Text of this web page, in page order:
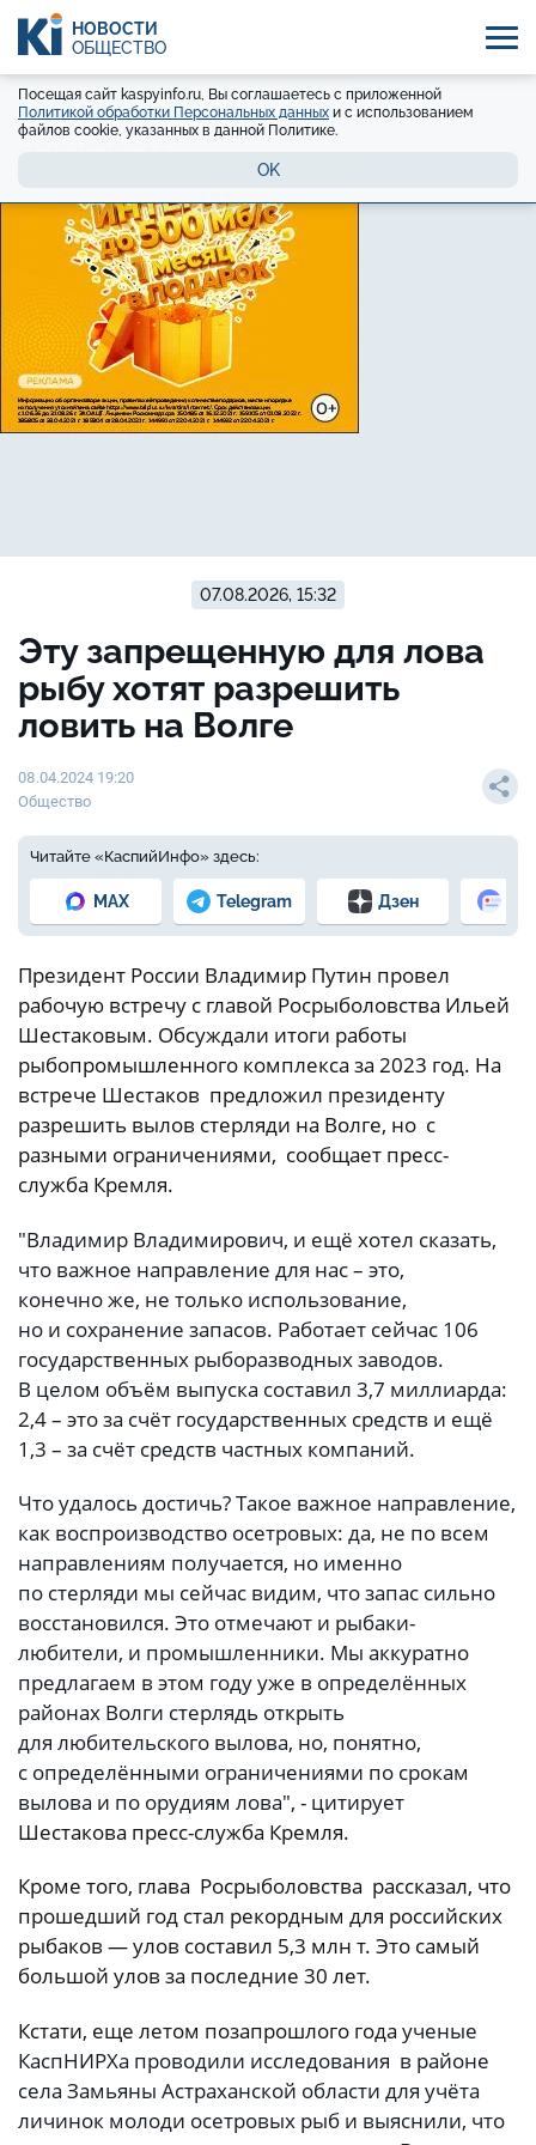
НОВОСТИ
ОБЩЕСТВО
Посещая сайт kaspyinfo.ru, Вы соглашаетесь с приложенной
Политикой обработки Персональных данных и с использованием
файлов cookie, указанных в данной Политике.
OK
07.08.2026, 15:32
Эту запрещенную для лова
рыбу хотят разрешить
ловить на Волге
08.04.2024 19:20
Общество
Читайте «КаспийИнфо» здесь:
MAX Telegram Дзен
Президент России Владимир Путин провел
рабочую встречу с главой Росрыболовства Ильей
Шестаковым. Обсуждали итоги работы
рыбопромышленного комплекса за 2023 год. На
встрече Шестаков предложил президенту
разрешить вылов стерляди на Волге, но с
разными ограничениями, сообщает пресс-
служба Кремля.
"Владимир Владимирович, и ещё хотел сказать,
что важное направление для нас – это,
конечно же, не только использование,
но и сохранение запасов. Работает сейчас 106
государственных рыборазводных заводов.
В целом объём выпуска составил 3,7 миллиарда:
2,4 – это за счёт государственных средств и ещё
1,3 – за счёт средств частных компаний.
Что удалось достичь? Такое важное направление,
как воспроизводство осетровых: да, не по всем
направлениям получается, но именно
по стерляди мы сейчас видим, что запас сильно
восстановился. Это отмечают и рыбаки-
любители, и промышленники. Мы аккуратно
предлагаем в этом году уже в определённых
районах Волги стерлядь открыть
для любительского вылова, но, понятно,
с определёнными ограничениями по срокам
вылова и по орудиям лова", - цитирует
Шестакова пресс-служба Кремля.
Кроме того, глава Росрыболовства рассказал, что
прошедший год стал рекордным для российских
рыбаков — улов составил 5,3 млн т. Это самый
большой улов за последние 30 лет.
Кстати, еще летом позапрошлого года ученые
КаспНИРХа проводили исследования в районе
села Замьяны Астраханской области для учёта
личинок молоди осетровых рыб и выяснили, что